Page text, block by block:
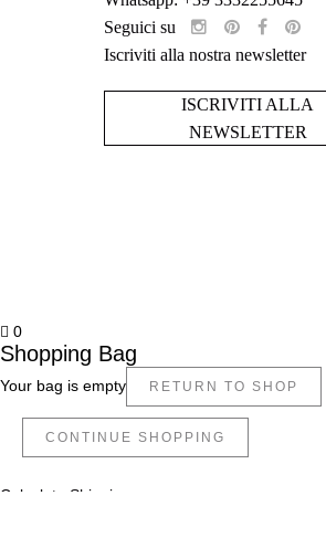
Seguici su
Iscriviti alla nostra newsletter
ISCRIVITI ALLA
NEWSLETTER
0
Shopping Bag
Your bag is empty RETURN TO SHOP
CONTINUE SHOPPING
Calculate Shipping